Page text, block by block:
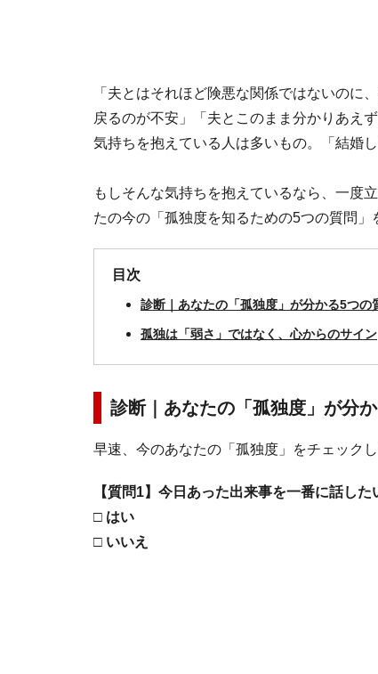
「夫とはそれほど険悪な関係ではないのに
戻るのが不安」「夫とこのまま分かりあえ
気持ちを抱えている人は多いもの。「結婚
もしそんな気持ちを抱えているなら、一度
たの今の「孤独度を知るための5つの質問」
目次
診断｜あなたの「孤独度」が分かる5つの
孤独は「弱さ」ではなく、心からのサイン
診断｜あなたの「孤独度」が分
早速、今のあなたの「孤独度」をチェックし
【質問1】今日あった出来事を一番に話し
□ はい
□ いいえ